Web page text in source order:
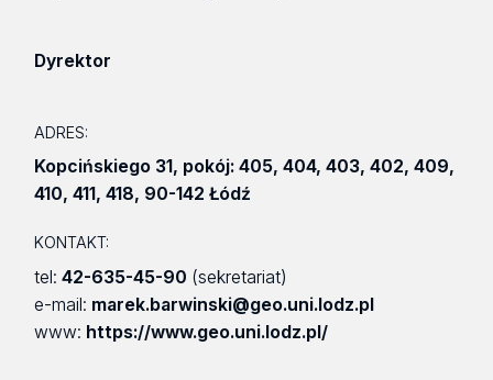
Dyrektor
ADRES:
Kopcińskiego 31 , pokój: 405, 404, 403, 402, 409,
410, 411, 418, 90-142 Łódź
KONTAKT:
tel:42-635-45-90 (sekretariat)
e-mail: marek.barwinski@geo.uni.lodz.pl
www: https://www.geo.uni.lodz.pl/